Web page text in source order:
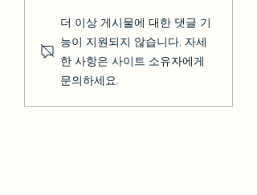
so********* 2023-02-10
[BesT 후기] 솔직한 LA 하
루 여행 + 그리피스천문
대 LA야경
더 이상 게시물에 대한 댓글 기
능이 지원되지 않습니다. 자세
한 사항은 사이트 소유자에게
문의하세요.